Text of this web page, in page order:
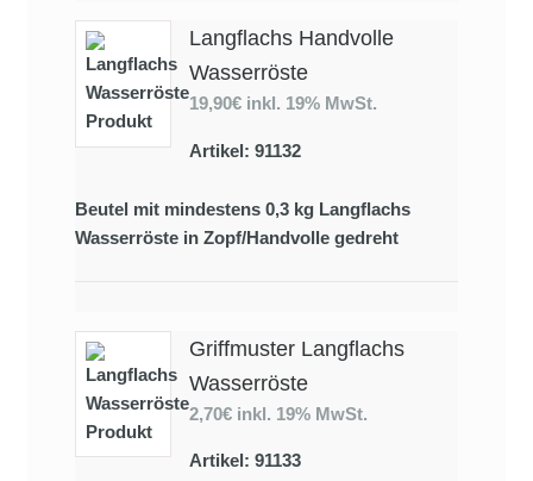
Langflachs Handvolle
Wasserröste
19,90€ inkl. 19% MwSt.
Artikel: 91132
Beutel mit mindestens 0,3 kg Langflachs
Wasserröste in Zopf/Handvolle gedreht
Griffmuster Langflachs
Wasserröste
2,70€ inkl. 19% MwSt.
Artikel: 91133